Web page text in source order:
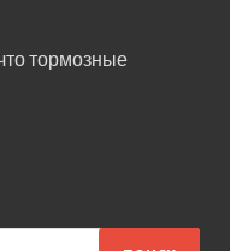
тормозные